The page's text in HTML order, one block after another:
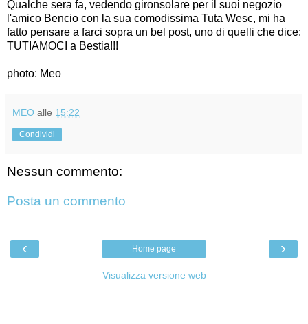
Qualche sera fa, vedendo gironsolare per il suoi negozio
l'amico Bencio con la sua comodissima Tuta Wesc, mi ha
fatto pensare a farci sopra un bel post, uno di quelli che dice:
TUTIAMOCI a Bestia!!!
photo: Meo
MEO alle 15:22
Condividi
Nessun commento:
Posta un commento
‹ ›
Home page
Visualizza versione web